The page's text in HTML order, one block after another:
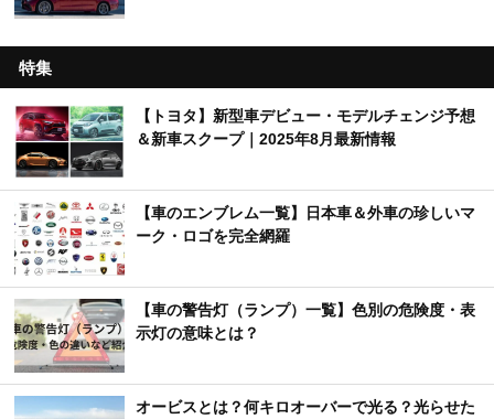
特集
【トヨタ】新型車デビュー・モデルチェンジ予想
＆新車スクープ｜2025年8月最新情報
【車のエンブレム一覧】日本車＆外車の珍しいマ
ーク・ロゴを完全網羅
【車の警告灯（ランプ）一覧】色別の危険度・表
示灯の意味とは？
オービスとは？何キロオーバーで光る？光らせた